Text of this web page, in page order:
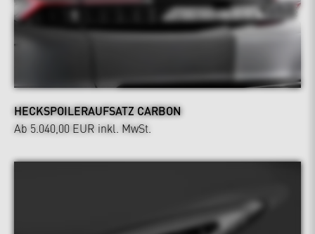
HECKSPOILERAUFSATZ CARBON
Ab 5.040,00 EUR inkl. MwSt.